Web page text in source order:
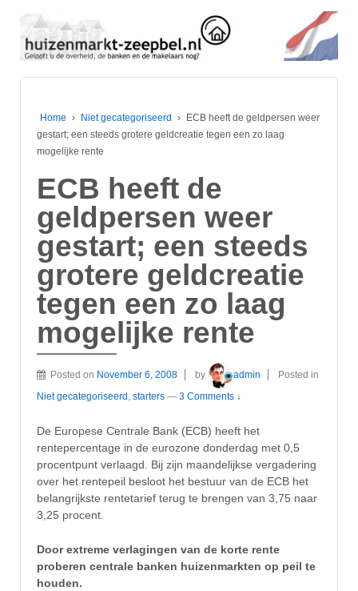
Home › Niet gecategoriseerd ›
ECB heeft de geldpersen weer
gestart; een steeds grotere geldcreatie tegen een zo laag
mogelijke rente
ECB heeft de
geldpersen weer
gestart; een steeds
grotere geldcreatie
tegen een zo laag
mogelijke rente
Posted on November 6, 2008 by admin
Posted in
Niet gecategoriseerd starters — 3 Comments ↓
De Europese Centrale Bank (ECB) heeft het
rentepercentage in de eurozone donderdag met 0,5
procentpunt verlaagd. Bij zijn maandelijkse vergadering
over het rentepeil besloot het bestuur van de ECB het
belangrijkste rentetarief terug te brengen van 3,75 naar
3,25 procent.
Door extreme verlagingen van de korte rente
proberen centrale banken huizenmarkten op peil te
houden.